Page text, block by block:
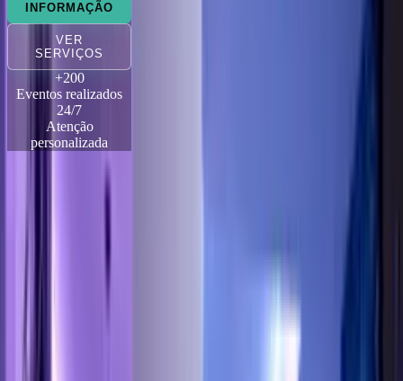
INFORMAÇÃO
VER
SERVIÇOS
+200
Eventos realizados
24/7
Atenção
personalizada